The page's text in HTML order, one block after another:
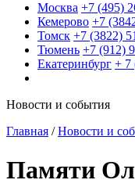
Москва +7 (495)
Кемерово +7
Томск +7 (3822)
Тюмень +7 (912)
Екатеринбург + 7
Новости и события
Главная /Новости и
Памяти